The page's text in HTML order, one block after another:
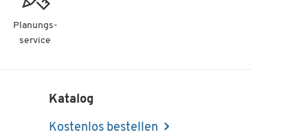
Planungs-
service
Katalog
Kostenlos bestellen